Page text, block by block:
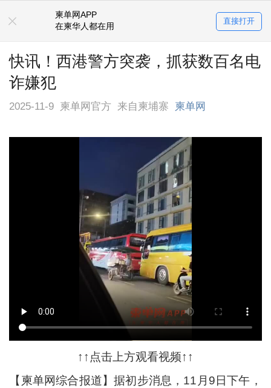
柬单网APP
在柬华人都在用
直接打开
快讯！西港警方突袭，抓获数百名电
诈嫌犯
2025-11-9 柬单网官方 来自柬埔寨 柬单网
↑↑点击上方观看视频↑↑
【柬单网综合报道】据初步消息，11月9日下午，